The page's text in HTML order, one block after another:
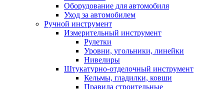
Оборудование для автомобиля
Уход за автомобилем
Ручной инструмент
Измерительный инструмент
Рулетки
Уровни, угольники, линейки
Нивелиры
Штукатурно-отделочный инструмент
Кельмы, гладилки, ковши
Правила строительные